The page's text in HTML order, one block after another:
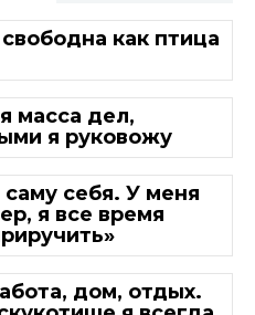
как птица
масса дел,
я руковожу
себя. У меня
я все время
дом, отдых.